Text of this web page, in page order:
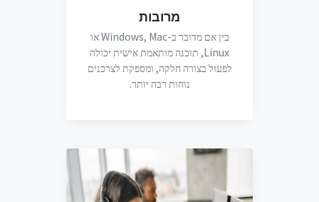
מרובות
בין אם מדובר ב-Windows, Mac או
Linux, תוכנה מותאמת אישית יכולה
לפעול בצורה חלקה, ומספקת לצרכנים
נוחות רבה יותר.